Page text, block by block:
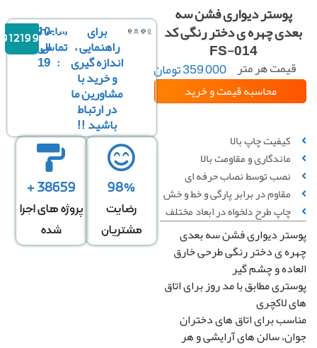
پوستر دیواری فشن سه
چهره ی دختر رنگی کد
FS-014
قیمت هر متر
مربع : 359,000تومان
کیفیت چاپ بالا
ماندگاری و مقاومت بالا
نصب توسط نصاب حرفه ای
مقاوم در برابر پارگی و خط‌ و خش
چاپ طرح دلخواه در ابعاد مختلف
محاسبه قیمتو خرید
عرض
دیوار
*
ارتفاع
دیوار
در عرض
+
-
+
دیواری فشن سه بعدی
ی دختر رنگی طرحی خارق
و چشم گیر
مطابق با مد روز برای اتاق
لاکچری
برای اتاق های دختران
سالن های آرایشی و هر
برای
راهنمایی ،
اندازه گیری
و خرید با
مشاورین ما
در ارتباط
باشید !!
ساعت
تماس
:
10
الی
19
09121996816
98%
رضایت
مشتریان
38659 +
پروژه های اجرا